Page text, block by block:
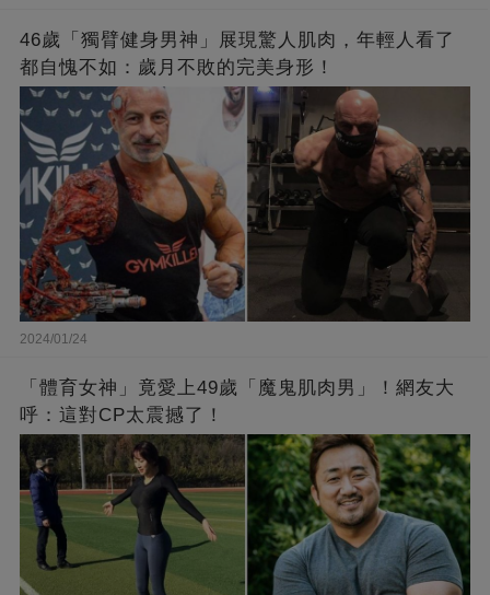
46歲「獨臂健身男神」展現驚人肌肉，年輕人看了
都自愧不如：歲月不敗的完美身形！
2024/01/24
「體育女神」竟愛上49歲「魔鬼肌肉男」！網友大
呼：這對CP太震撼了！